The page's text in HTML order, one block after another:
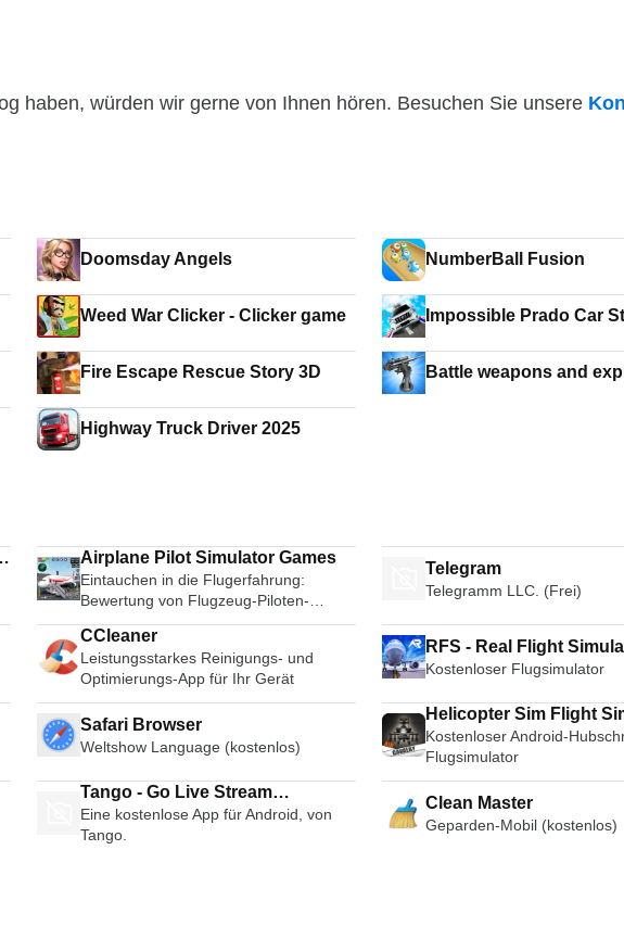
haben, würden wir gerne von Ihnen hören. Besuchen Sie unsere
Doomsday Angels NumberBall Fusion
Weed War Clicker - Clicker game
Impossible Prado Car
Fire Escape Rescue Story 3D
Battle weapons and
Highway Truck Driver 2025
Airplane Pilot Simulator Games
Eintauchen in die Flugerfahrung:
Bewertung von Flugzeug-Piloten-
Simulator-Spielen
Telegram
Telegramm LLC. (Frei)
CCleaner
Leistungsstarkes Reinigungs- und
Optimierungs-App für Ihr Gerät
RFS - Real Flight
Kostenloser Flugsimulator
Safari Browser
Weltshow Language (kostenlos)
Helicopter Sim Flight
Air Cavalry Pilot
Kostenloser Android-
Flugsimulator
Tango - Go Live Stream
Broadcast Live Video Chat
Eine kostenlose App für Android, von
Tango.
Clean Master
Geparden-Mobil (kostenlos)